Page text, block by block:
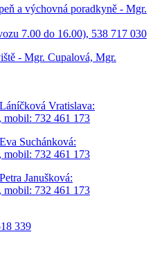
a výchovná poradkyně - Mgr.
7.00 do 16.00), 538 717 030
- Mgr. Cupalová, Mgr.
Vratislava:
mobil: 732 461 173
Suchánková:
mobil: 732 461 173
Janušková:
mobil: 732 461 173
339